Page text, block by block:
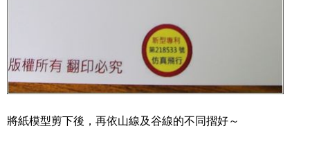
將紙模型剪下後，再依山線及谷線的不同摺好～